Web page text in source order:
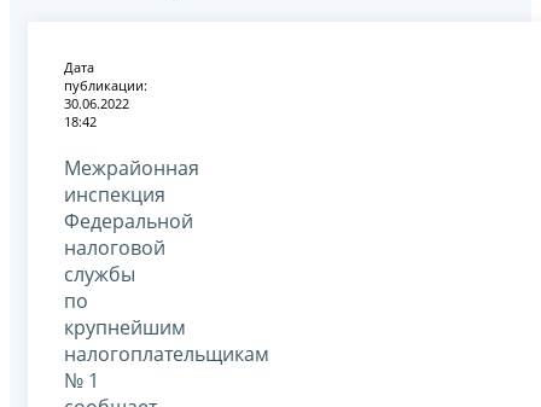
Дата
публикации:
30.06.2022
18:42
Межрайонная
инспекция
Федеральной
налоговой
службы
по
крупнейшим
налогоплательщикам
№ 1